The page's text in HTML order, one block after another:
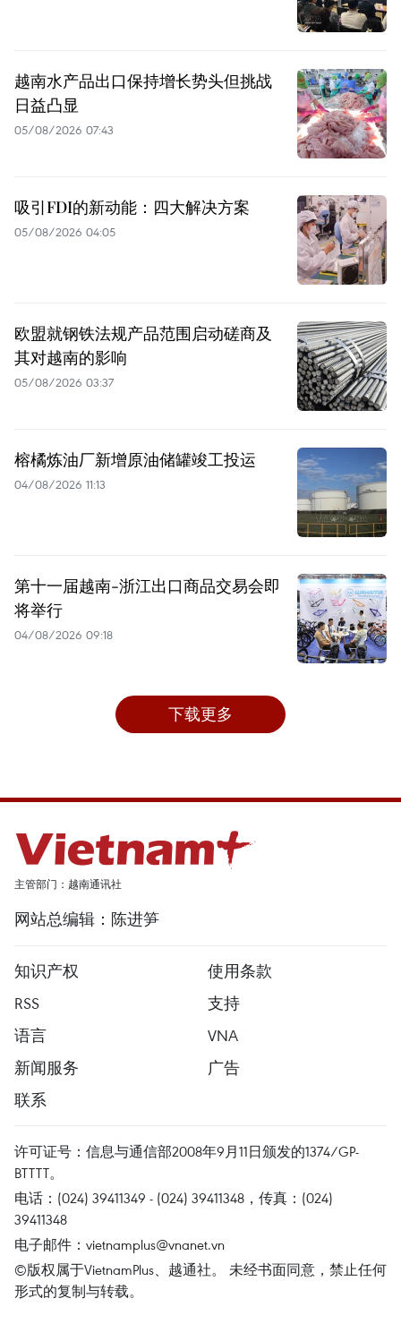
越南水产品出口保持增长势头但挑战
日益凸显
05/08/2026 07:43
吸引FDI的新动能：四大解决方案
05/08/2026 04:05
欧盟就钢铁法规产品范围启动磋商及
其对越南的影响
05/08/2026 03:37
榕橘炼油厂新增原油储罐竣工投运
04/08/2026 11:13
第十一届越南-浙江出口商品交易会即
将举行
04/08/2026 09:18
下载更多
主管部门：越南通讯社
网站总编辑：陈进笋
知识产权
使用条款
RSS
支持
语言
VNA
新闻服务
广告
联系
许可证号：信息与通信部2008年9月11日颁发的1374/GP-
BTTTT。
电话：(024) 39411349 - (024) 39411348，传真：(024)
39411348
电子邮件： vietnamplus@vnanet.vn
©版权属于VietnamPlus、越通社。 未经书面同意，禁止任何
形式的复制与转载。